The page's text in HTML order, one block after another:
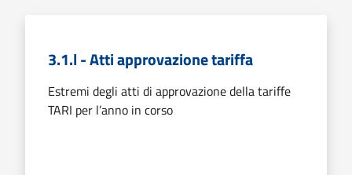
3.1.l - Atti approvazione tariffa
Estremi degli atti di approvazione della tariffe
TARI per l’anno in corso